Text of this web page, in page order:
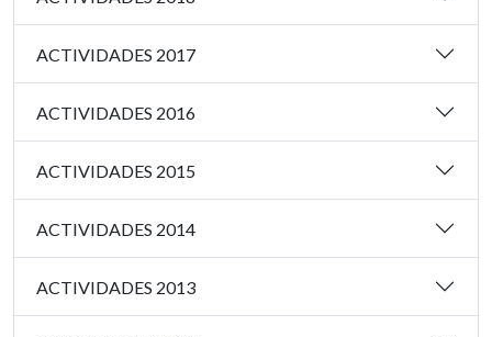
ACTIVIDADES 2017
ACTIVIDADES 2016
ACTIVIDADES 2015
ACTIVIDADES 2014
ACTIVIDADES 2013